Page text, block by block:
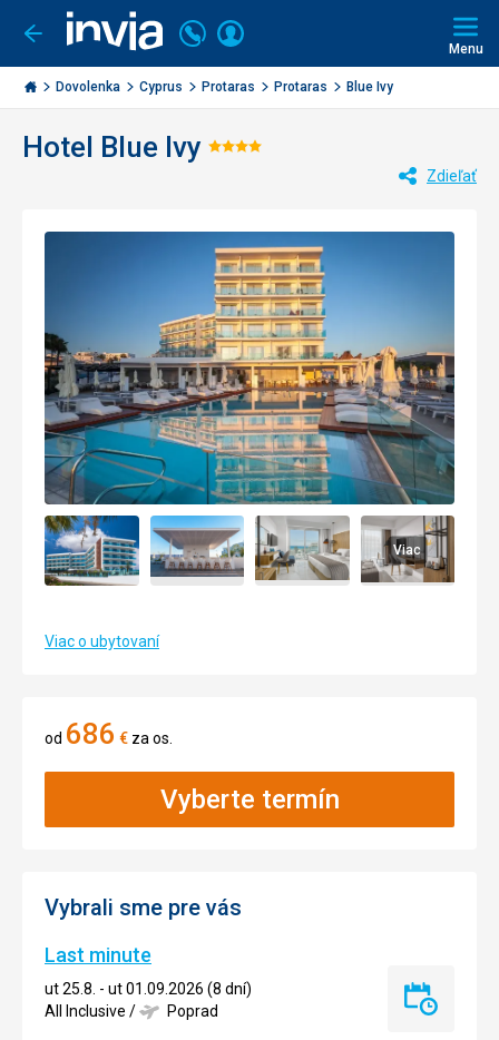
Ísť
späť
Invia.sk
Volajte
+421
2
3221
Prihlásiť
Menu
Dovolenka Cyprus Protaras Protaras Blue Ivy
Hotel Blue Ivy Hodnotenie:
Zdieľať
Viac
Viac o ubytovaní
od 686 € za os.
Vyberte termín
Vybrali sme pre vás
Last minute
ut 25.8. - ut 01.09.2026 (8 dní)
All Inclusive / Poprad
Last